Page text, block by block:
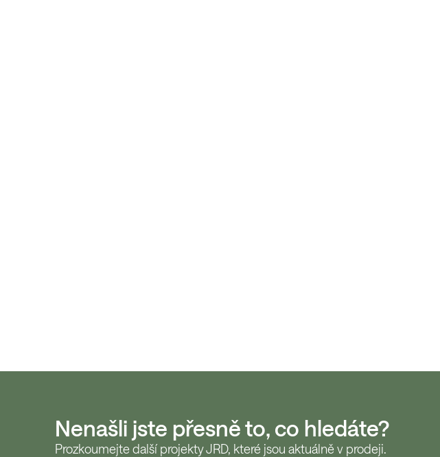
Nenašli jste přesně to, co hledáte?
Prozkoumejte další projekty JRD, které jsou aktuálně v prodeji.